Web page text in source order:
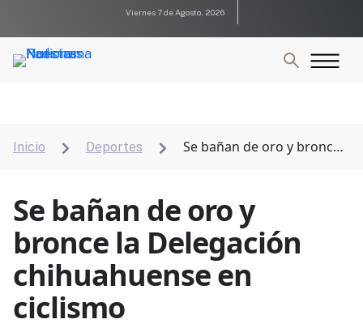
Viernes 7 de Agosto, 2026
Inicio  Deportes 
Se bañan de oro y bronce
Se bañan de oro y
bronce la Delegación
chihuahuense en
ciclismo